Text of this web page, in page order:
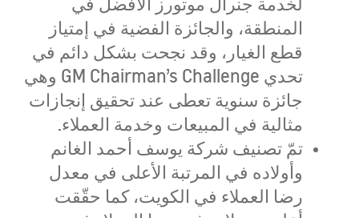
المنطقة، والجائزة الفضية في إمتياز
قطع الغيار، وقد نجحت بشكل دائم في
تحدي GM Chairman’s Challenge وهي
جائزة سنوية تعطى عند تحقيق إنجازات
مثالية في المبيعات وخدمة العملاء.
تمّ تصنيف شركة يوسف أحمد الغانم
وأولاده في المرتبة الأعلى في معدل
رضا العملاء في الكويت، كما حقّقت